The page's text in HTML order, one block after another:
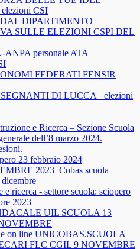
CSI
DIPARTIMENTO
SULLE ELEZIONI CSPI DEL
ANPA personale ATA
FEDERATI FENSIR
DI LUCCA_ elezioni
e Ricerca – Sezione Scuola
dell’8 marzo 2024.
23 febbraio 2024
2023_Cobas scuola
e ricerca - settore scuola: sciopero
2023
UIL SCUOLA 13
on line UNICOBAS.SCUOLA
FLC CGIL 9 NOVEMBRE